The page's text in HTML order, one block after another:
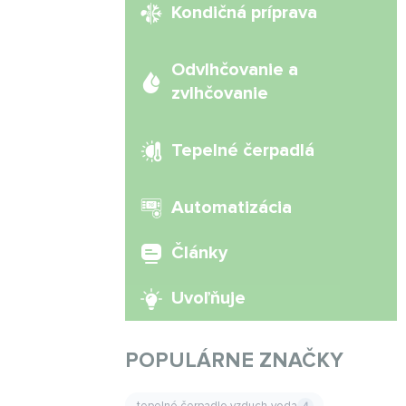
Kondičná príprava
Odvlhčovanie a
zvlhčovanie
Tepelné čerpadlá
Automatizácia
Články
Uvoľňuje
POPULÁRNE ZNAČKY